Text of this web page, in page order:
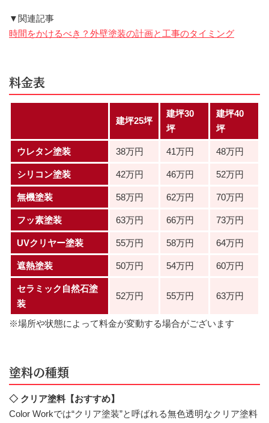
▼関連記事
時間をかけるべき？外壁塗装の計画と工事のタイミング
料金表
建坪25坪
建坪30
坪
建坪40
坪
ウレタン塗装 38万円 41万円 48万円
シリコン塗装 42万円 46万円 52万円
無機塗装 58万円 62万円 70万円
フッ素塗装 63万円 66万円 73万円
UVクリヤー塗装 55万円 58万円 64万円
遮熱塗装 50万円 54万円 60万円
セラミック自然石塗
装
52万円 55万円 63万円
※場所や状態によって料金が変動する場合がございます
塗料の種類
◇ クリア塗料【おすすめ】
Color Workでは“クリア塗装”と呼ばれる無色透明なクリア塗料